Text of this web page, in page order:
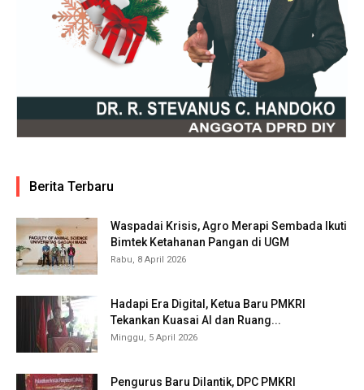
Berita Terbaru
Waspadai Krisis, Agro Merapi Sembada Ikuti
Bimtek Ketahanan Pangan di UGM
Rabu, 8 April 2026
Hadapi Era Digital, Ketua Baru PMKRI
Tekankan Kuasai AI dan Ruang...
Minggu, 5 April 2026
Pengurus Baru Dilantik, DPC PMKRI